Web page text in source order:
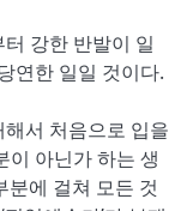
강한 반발이 일
연한 일일 것이다.
서 처음으로 입을
이 아닌가 하는 생
분에 걸쳐 모든 것